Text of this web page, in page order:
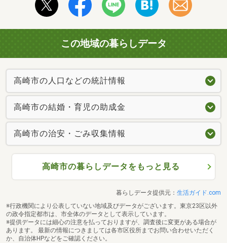
この地域の暮らしデータ
高崎市の人口などの統計情報
高崎市の結婚・育児の助成金
高崎市の治安・ごみ収集情報
高崎市の暮らしデータをもっと見る
暮らしデータ提供元： 生活ガイド.com
※行政機関により公表していない地域及びデータがございます。東京23区以外
の政令指定都市は、市全体のデータとして表示しています。
※提供データには細心の注意を払っておりますが、調査後に変更がある場合が
あります。 最新の情報につきましては各市区役所までお問い合わせいただく
か、自治体HPなどをご確認ください。